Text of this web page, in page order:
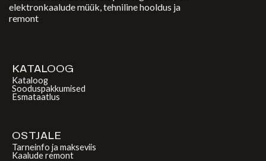
elektronkaalude müük, tehniline hooldus ja
remont
KATALOOG
Kataloog
Sooduspakkumised
Esmataatlus
OSTJALE
Tarneinfo ja makseviis
Kaalude remont